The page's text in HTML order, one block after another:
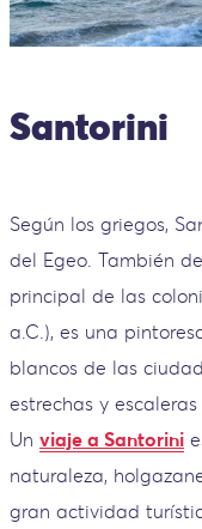
Santorini
Según los griegos,
del Egeo. También
principal de las
a.C.), es una
blancos de las
estrechas y
Un viaje a Santorini
naturaleza,
gran actividad